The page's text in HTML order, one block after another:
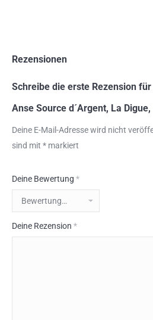
Rezensionen
Schreibe die erste Rezension
Anse Source d´Argent, La Digue,
Deine E-Mail-Adresse wird nicht
sind mit * markiert
Deine Bewertung *
Deine Rezension *